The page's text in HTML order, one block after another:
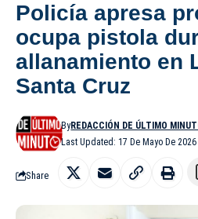
Policía apresa
ocupa pistola
allanamiento en
Santa Cruz
Last Updated: 17 De Mayo De 2026
ByREDACCIÓN DE ÚLTIMO
Share